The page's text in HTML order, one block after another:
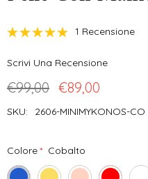
1 Recensione
Scrivi Una Recensione
€99,00 €89,00
SKU: 2606-MINIMYKONOS-CO
Colore* Cobalto